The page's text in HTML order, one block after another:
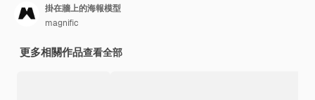
掛在牆上的海報模型
magnific
更多相關作品查看全部